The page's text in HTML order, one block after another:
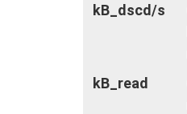
kB_dscd/s
kB_read